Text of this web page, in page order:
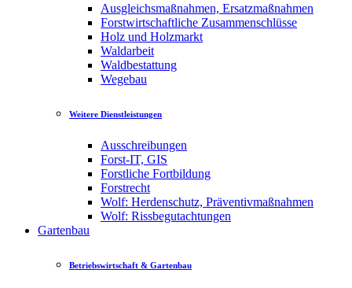
Ausgleichsmaßnahmen, Ersatzmaßnahmen
Forstwirtschaftliche Zusammenschlüsse
Holz und Holzmarkt
Waldarbeit
Waldbestattung
Wegebau
Weitere Dienstleistungen
Ausschreibungen
Forst-IT, GIS
Forstliche Fortbildung
Forstrecht
Wolf: Herdenschutz, Präventivmaßnahmen
Wolf: Rissbegutachtungen
Gartenbau
Betriebswirtschaft & Gartenbau